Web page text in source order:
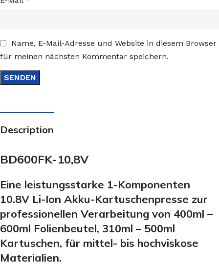
Name, E-Mail-Adresse und Website in diesem Browser
für meinen nächsten Kommentar speichern.
Description
BD600FK-10,8V
Eine leistungsstarke 1-Komponenten
10.8V Li-Ion Akku-Kartuschenpresse zur
professionellen Verarbeitung von 400ml –
600ml Folienbeutel, 310ml – 500ml
Kartuschen, für mittel- bis hochviskose
Materialien.